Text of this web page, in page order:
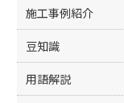
施工事例紹介
豆知識
用語解説